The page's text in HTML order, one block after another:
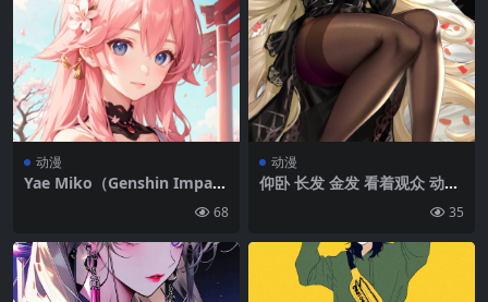
动漫
Yae Miko（Genshin Impac
mpact 肖像展示 torii 发中之
024×2048
68
动漫
仰卧 长发 金发 看着观众 动漫
袜 花瓣 黄色眼睛 角 尖耳朵 A
35